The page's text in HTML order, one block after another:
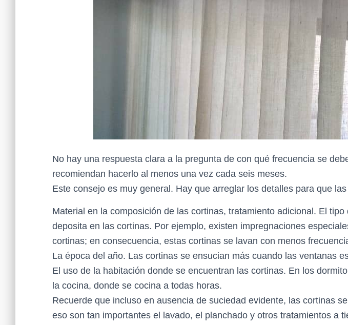
No hay una respuesta clara a la pregunta de con qué frecuencia se
recomiendan hacerlo al menos una vez cada seis meses.
Este consejo es muy general. Hay que arreglar los detalles para que
Material en la composición de las cortinas, tratamiento adicional. El
deposita en las cortinas. Por ejemplo, existen impregnaciones
cortinas; en consecuencia, estas cortinas se lavan con menos
La época del año. Las cortinas se ensucian más cuando las ventanas
El uso de la habitación donde se encuentran las cortinas. En los
la cocina, donde se cocina a todas horas.
Recuerde que incluso en ausencia de suciedad evidente, las cortinas
eso son tan importantes el lavado, el planchado y otros tratamientos a